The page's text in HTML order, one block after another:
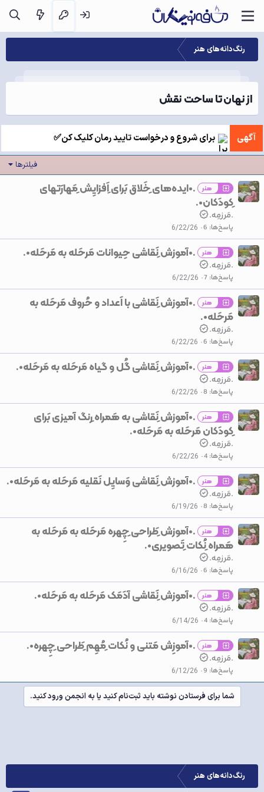
رنگ‌دانه‌های هنر
از نهان تا ساحت نقش
آگهی برای شروع و درخواست تایید رمان کلیک کن✅
فیلترها
هنر
.•ایده‌های ِخَلاق بَرای ِاَفزایِش ِمَهارَتهای
ِکودَکان•.
.مَرزمِه.
پاسخ‌ها 6
6/22/26
هنر .•آموزش ِنَقاشی‌ حِیوانات مَرحَله به مَرحَله•.
.مَرزمِه.
پاسخ‌ها 7
6/22/26
هنر
.•آموزش ِنَقاشی‌ با اَعداد و حُروف مَرحَله به
مَرحَله•.
.مَرزمِه.
پاسخ‌ها 6
6/22/26
هنر .•آموزش ِنَقاشی‌ گُل و گیاه مَرحَله به مَرحَله•.
.مَرزمِه.
پاسخ‌ها 8
6/22/26
هنر
.•آموزش ِنَقاشی‌ به هَمراه ِرنگ آمیزی بَرای
ِکودَکان مَرحَله به مَرحَله•.
.مَرزمِه.
پاسخ‌ها 4
6/22/26
هنر .•آموزش ِنَقاشی‌ وَسایِل نَقلیه مَرحَله به مَرحَله•.
.مَرزمِه.
پاسخ‌ها 8
6/19/26
هنر
.•آموزش ِطَراحی ِچِهره مَرحَله به مَرحَله به
هَمراه ِنُکات ِتَصویری•.
.مَرزمِه.
پاسخ‌ها 6
6/16/26
هنر .•آموزش ِنَقاشی‌ آدَمَک‌ مَرحَله به مَرحَله•.
.مَرزمِه.
پاسخ‌ها 4
6/14/26
هنر .•آموزِش مَتنی و نُکات ِمُهِم ِطَراحی ِچِهره•.
.مَرزمِه.
پاسخ‌ها 9
6/12/26
شما برای فرستادن نوشته باید ثبت‌نام کنید یا به انجمن ورود کنید.
رنگ‌دانه‌های هنر